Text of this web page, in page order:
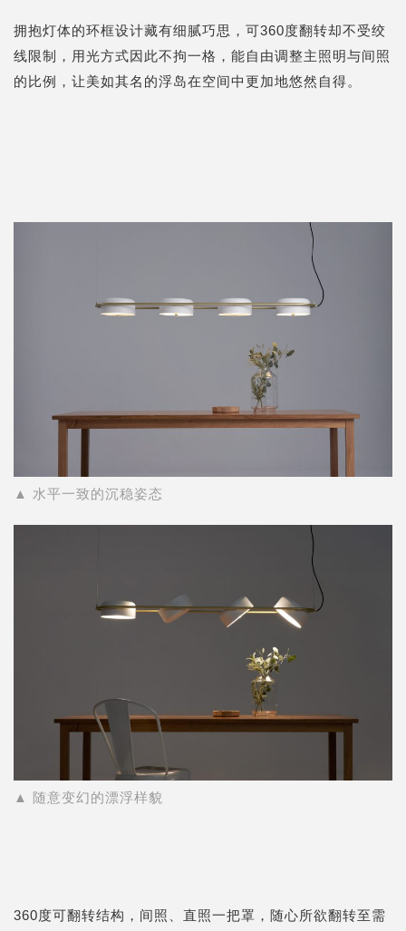
拥抱灯体的环框设计藏有细腻巧思，可360度翻转却不受绞
线限制，用光方式因此不拘一格，能自由调整主照明与间照
的比例，让美如其名的浮岛在空间中更加地悠然自得。
▲ 水平一致的沉稳姿态
▲ 随意变幻的漂浮样貌
360度可翻转结构，间照、直照一把罩，随心所欲翻转至需